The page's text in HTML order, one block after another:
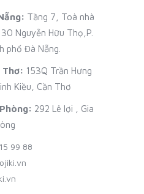
Tầng 7, Toà nhà
Nguyễn Hữu Thọ,P.
phố Đà Nẵng.
Thơ: 153Q Trần Hưng
Kiều, Cần Thơ
292 Lê lợi , Gia
99 88